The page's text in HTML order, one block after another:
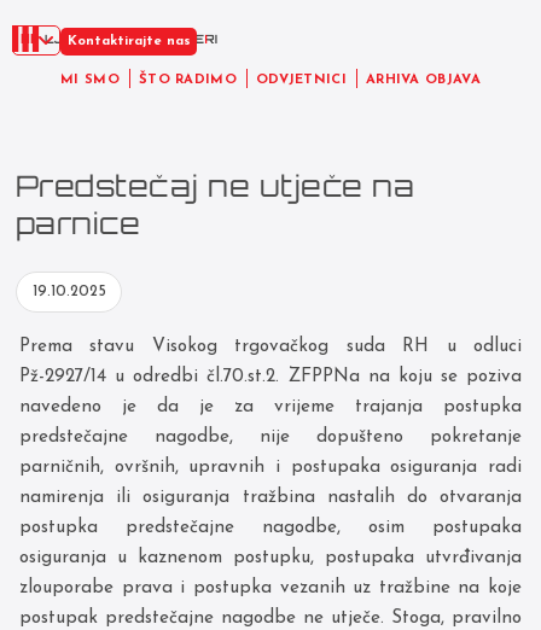
MI SMO ŠTO RADIMO ODVJETNICI ARHIVA OBJAVA
Kontaktirajte nas
Predstečaj ne utječe na
parnice
19.10.2025
Prema stavu Visokog trgovačkog suda RH u odluci
Pž-2927/14 u odredbi čl.70.st.2. ZFPPNa na koju se poziva
navedeno je da je za vrijeme trajanja postupka
predstečajne nagodbe, nije dopušteno pokretanje
parničnih, ovršnih, upravnih i postupaka osiguranja radi
namirenja ili osiguranja tražbina nastalih do otvaranja
postupka predstečajne nagodbe, osim postupaka
osiguranja u kaznenom postupku, postupaka utvrđivanja
zlouporabe prava i postupka vezanih uz tražbine na koje
postupak predstečajne nagodbe ne utječe. Stoga, pravilno